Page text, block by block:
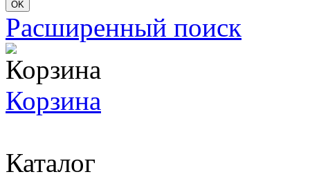
Расширенный поиск
Корзина
Каталог